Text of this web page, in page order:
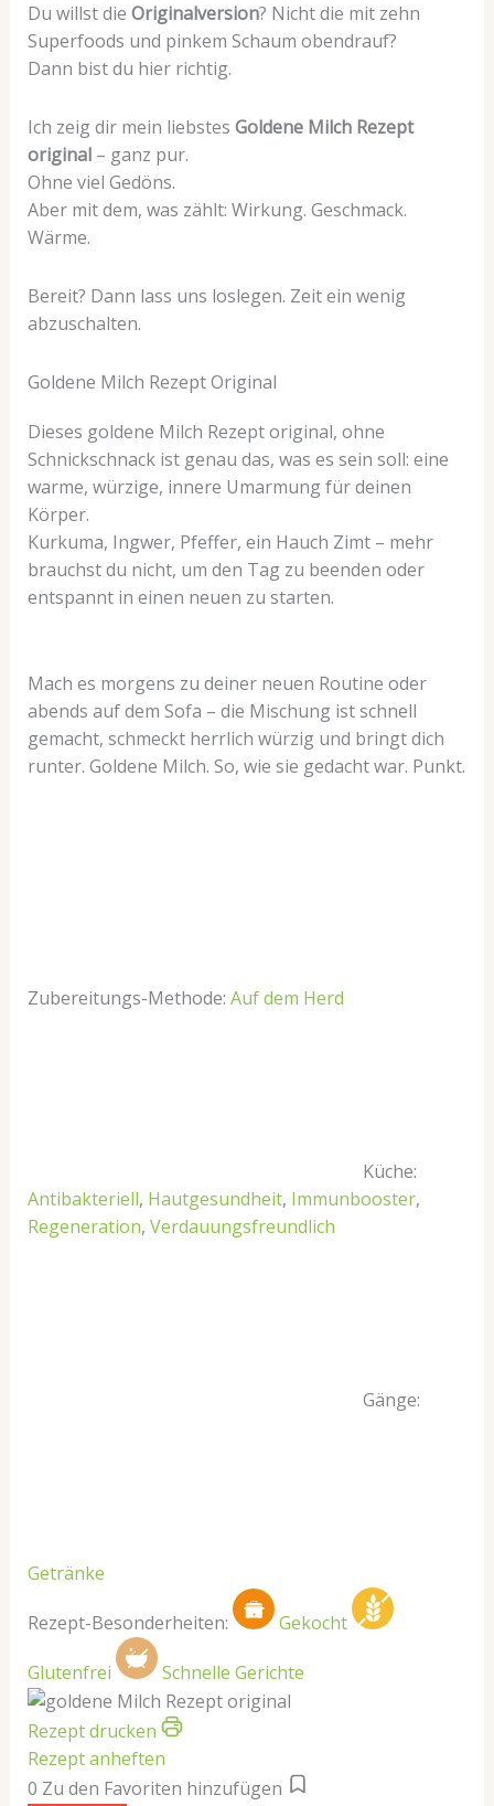
Du willst die Originalversion? Nicht die mit zehn
Superfoods und pinkem Schaum obendrauf?
Dann bist du hier richtig.
Ich zeig dir mein liebstes Goldene Milch Rezept
original– ganz pur.
Ohne viel Gedöns.
Aber mit dem, was zählt: Wirkung. Geschmack.
Wärme.
Bereit? Dann lass uns loslegen. Zeit ein wenig
abzuschalten.
Goldene Milch Rezept Original
Dieses goldene Milch Rezept original, ohne
Schnickschnack ist genau das, was es sein soll: eine
warme, würzige, innere Umarmung für deinen
Körper.
Kurkuma, Ingwer, Pfeffer, ein Hauch Zimt – mehr
brauchst du nicht, um den Tag zu beenden oder
entspannt in einen neuen zu starten.
Mach es morgens zu deiner neuen Routine oder
abends auf dem Sofa – die Mischung ist schnell
gemacht, schmeckt herrlich würzig und bringt dich
runter. Goldene Milch. So, wie sie gedacht war. Punkt.
Zubereitungs-Methode: Auf dem Herd
Küche:
Antibakteriell, Hautgesundheit, Immunbooster,
Regeneration, Verdauungsfreundlich
Gänge:
Getränke
Rezept-Besonderheiten: Gekocht
Glutenfrei Schnelle Gerichte
Rezept drucken
Rezept anheften
0 Zu den Favoriten hinzufügen